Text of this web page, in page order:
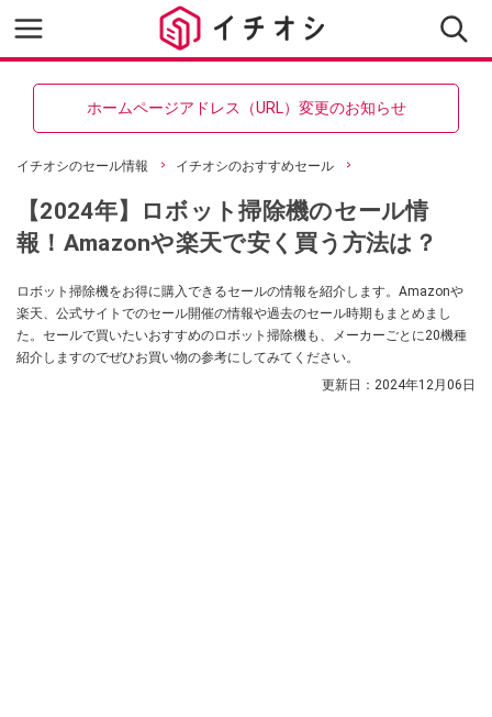
ホームページアドレス（URL）変更のお知らせ
イチオシのセール情報 イチオシのおすすめセール
【2024年】ロボット掃除機のセール情
報！Amazonや楽天で安く買う方法は？
ロボット掃除機をお得に購入できるセールの情報を紹介します。Amazonや
楽天、公式サイトでのセール開催の情報や過去のセール時期もまとめまし
た。セールで買いたいおすすめのロボット掃除機も、メーカーごとに20機種
紹介しますのでぜひお買い物の参考にしてみてください。
更新日： 2024年12月06日